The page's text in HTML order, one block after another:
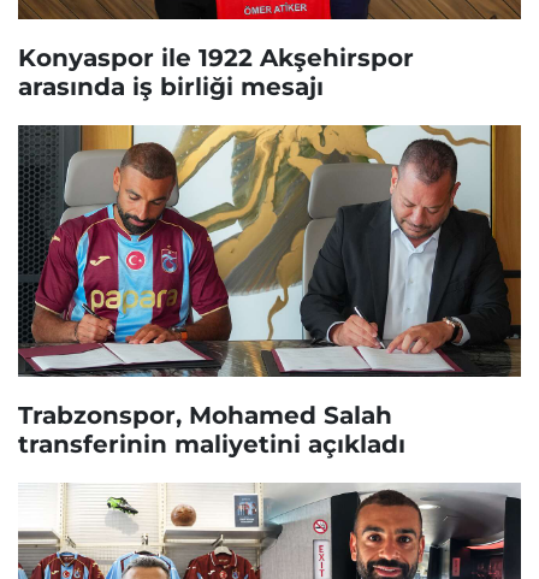
Konyaspor ile 1922 Akşehirspor
arasında iş birliği mesajı
Trabzonspor, Mohamed Salah
transferinin maliyetini açıkladı